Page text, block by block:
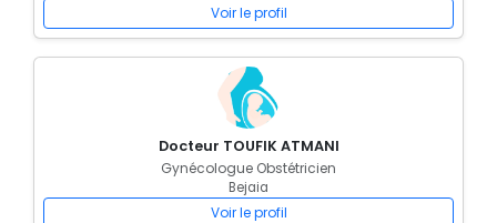
Voir le profil
Docteur TOUFIK ATMANI
Gynécologue Obstétricien
Bejaia
Voir le profil